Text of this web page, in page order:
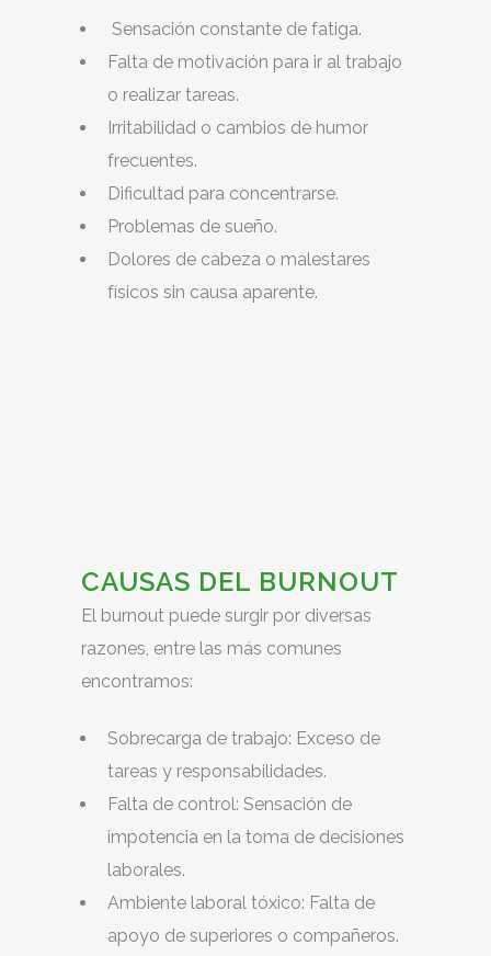
Sensación constante de fatiga.
Falta de motivación para ir al trabajo
o realizar tareas.
Irritabilidad o cambios de humor
frecuentes.
Dificultad para concentrarse.
Problemas de sueño.
Dolores de cabeza o malestares
físicos sin causa aparente.
CAUSAS DEL BURNOUT
El burnout puede surgir por diversas
razones, entre las más comunes
encontramos:
Sobrecarga de trabajo: Exceso de
tareas y responsabilidades.
Falta de control: Sensación de
impotencia en la toma de decisiones
laborales.
Ambiente laboral tóxico: Falta de
apoyo de superiores o compañeros.